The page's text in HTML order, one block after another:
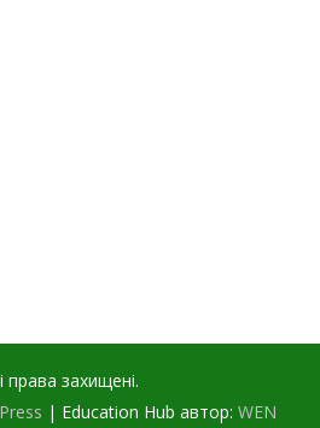
права захищені.
| Education Hub автор: WEN